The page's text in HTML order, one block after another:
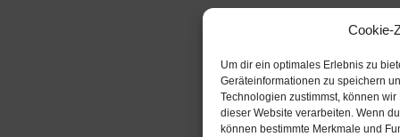
Cookie-
Um dir ein optimales Erlebnis zu
Geräteinformationen zu speichern
Technologien zustimmst, können
dieser Website verarbeiten. Wenn
können bestimmte Merkmale und